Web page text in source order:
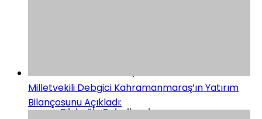
Türkoğlu Belediyesi
Milletvekili Debgici Kahramanmaraş’ın Yatırım
Bilançosunu Açıkladı: